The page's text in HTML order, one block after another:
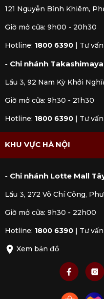
Nút đậy
được thiết
có thể tái sử
hết các loại
2. Đặc điểm chính
hữu ích cho những
giúp bảo quản rượu
những đặc điểm chính
chân không
Thiết bị
gian, dễ
Chất liệu
thường được
toàn, bền bỉ
người dùng.
bền cao, sử
121 Nguyễn Bỉnh Khiêm,
Giờ mở cửa: 9h00 - 20h30
Hotline: 1800 6390 | Tư
- Chi nhánh
Lầu 3, 92 Nam Kỳ Khởi
Giờ mở cửa: 9h30 - 21h30
Hotline: 1800 6390 | Tư
KHU VỰC HÀ NỘI
- Chi nhánh Lotte Mall
Lầu 3, 272 Võ Chí Công,
Giờ mở cửa: 9h30 - 22h00
Hotline: 1800 6390 | Tư
Xem bản đồ